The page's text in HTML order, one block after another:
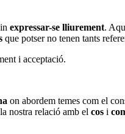
expressar-se lliurement.
que potser no tenen tants
i acceptació.
on abordem temes com el
nostra relació amb el cos i